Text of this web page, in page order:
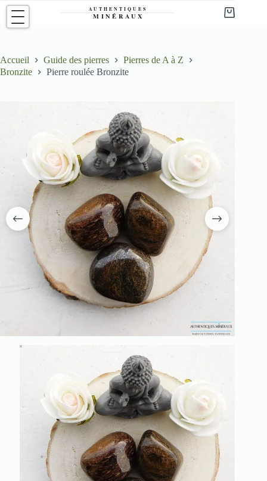
Passer
contenu
Panier
Accueil Guide des pierres
Pierres de A à Z
Bronzite
Pierre roulée Bronzite